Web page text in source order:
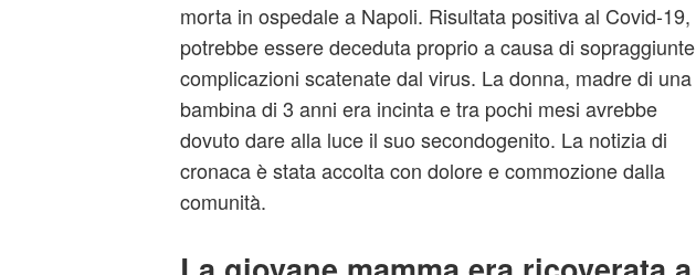
morta in ospedale a Napoli. Risultata positiva al Covid-19,
potrebbe essere deceduta proprio a causa di sopraggiunte
complicazioni scatenate dal virus. La donna, madre di una
bambina di 3 anni era incinta e tra pochi mesi avrebbe
dovuto dare alla luce il suo secondogenito. La notizia di
cronaca è stata accolta con dolore e commozione dalla
comunità.